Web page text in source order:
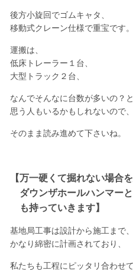
後方小旋回でゴムキャタ、
移動式クレーン仕様で重宝です。
運搬は、
低床トレーラー１台、
大型トラック２台、
なんでそんなに台数が多いの？と
思う人もいるかもしれないので、
そのまま読み進めて下さいね。
【万一硬くて掘れない場合
ダウンザホールハンマー
も持っていきます】
基地局工事は設計から施工まで、
かなり綿密に計画されており、
私たちも工程にピッタリ合わせて